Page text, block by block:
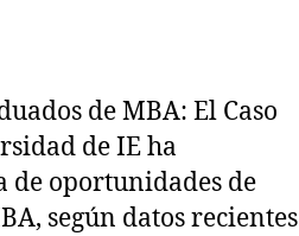
de MBA: El Caso
de IE ha
de oportunidades de
según datos recientes